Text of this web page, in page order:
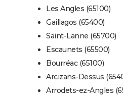
Les Angles (65100)
Gaillagos (65400)
Saint-Lanne (65700)
Escaunets (65500)
Bourréac (65100)
Arcizans-Dessus
Arrodets-ez-Angles